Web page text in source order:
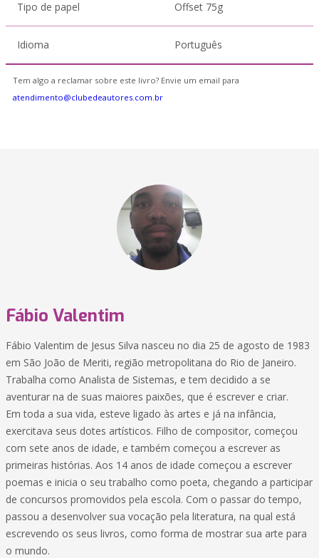
Tipo de papel Offset 75g
Idioma Português
Tem algo a reclamar sobre este livro? Envie um email para
atendimento@clubedeautores.com.br
Fábio Valentim
Fábio Valentim de Jesus Silva nasceu no dia 25 de agosto de 1983
em São João de Meriti, região metropolitana do Rio de Janeiro.
Trabalha como Analista de Sistemas, e tem decidido a se
aventurar na de suas maiores paixões, que é escrever e criar.
Em toda a sua vida, esteve ligado às artes e já na infância,
exercitava seus dotes artísticos. Filho de compositor, começou
com sete anos de idade, e também começou a escrever as
primeiras histórias. Aos 14 anos de idade começou a escrever
poemas e inicia o seu trabalho como poeta, chegando a participar
de concursos promovidos pela escola. Com o passar do tempo,
passou a desenvolver sua vocação pela literatura, na qual está
escrevendo os seus livros, como forma de mostrar sua arte para
o mundo.